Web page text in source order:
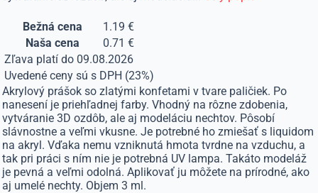
Bežná cena
1.19 €
Naša cena
0.71 €
Zľava platí do 09.08.2026
Uvedené ceny sú s DPH (23%)
Akrylový prášok so zlatými konfetami v tvare paličiek. Po
nanesení je priehľadnej farby. Vhodný na rôzne zdobenia,
vytváranie 3D ozdôb, ale aj modeláciu nechtov. Pôsobí
slávnostne a veľmi vkusne. Je potrebné ho zmiešať s liquidom
na akryl. Vďaka nemu vzniknutá hmota tvrdne na vzduchu, a
tak pri práci s ním nie je potrebná UV lampa. Takáto modeláž
je pevná a veľmi odolná. Aplikovať ju môžete na prírodné, ako
aj umelé nechty. Objem 3 ml.